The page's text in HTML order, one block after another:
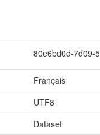
80e6bd0d-7d09-
Français
UTF8
Dataset